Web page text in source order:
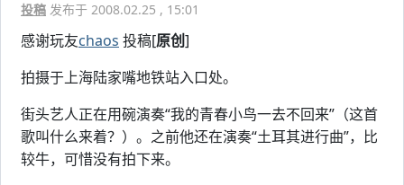
投稿 发布于 2008.02.25 , 15:01
感谢玩友chaos 投稿[原创]
拍摄于上海陆家嘴地铁站入口处。
街头艺人正在用碗演奏“我的青春小鸟一去不回来”（这首
歌叫什么来着？）。之前他还在演奏“土耳其进行曲”，比
较牛，可惜没有拍下来。